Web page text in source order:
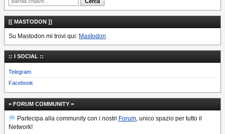
[[ MASTODON ]]
Su Mastodon mi trovi qui: Mastodon
:: I SOCIAL ::
Telegram
Facebook
= FORUM COMMUNITY =
Partecipa alla community con i nostri Forum, unico spazio per tutto il
Network!